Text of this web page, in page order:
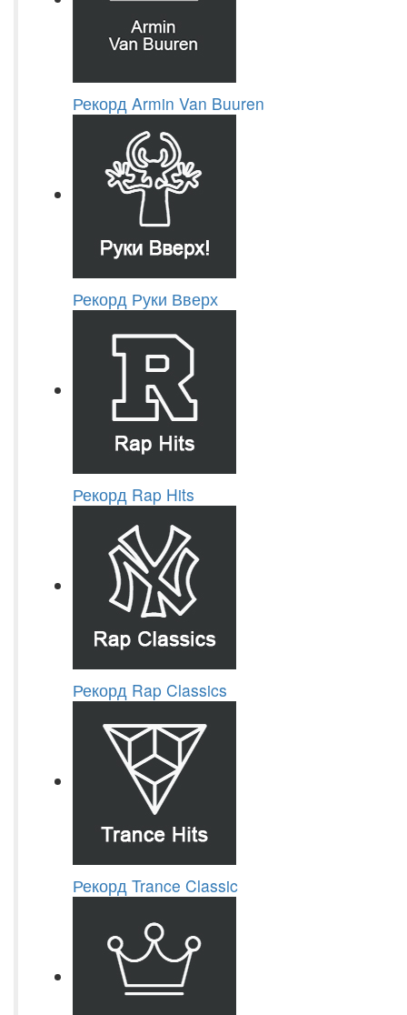
Рекорд Armin Van Buuren
Рекорд Руки Вверх
Рекорд Rap Hits
Рекорд Rap Classics
Рекорд Trance Classic